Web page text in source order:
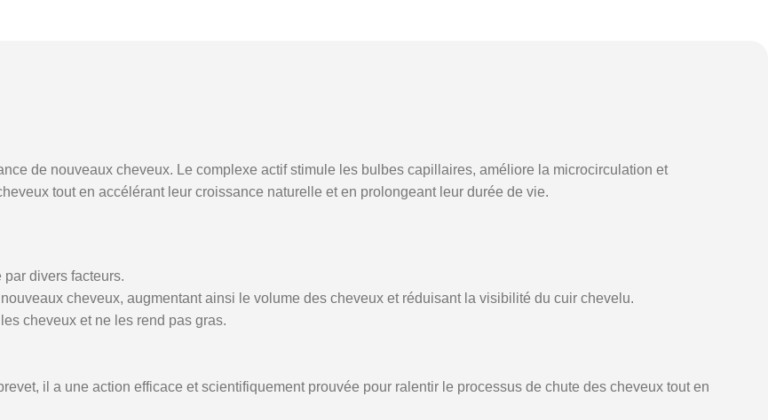
de nouveaux cheveux. Le complexe actif stimule les bulbes capillaires, améliore la microcirculation et
tout en accélérant leur croissance naturelle et en prolongeant leur durée de vie.
divers facteurs.
cheveux, augmentant ainsi le volume des cheveux et réduisant la visibilité du cuir chevelu.
cheveux et ne les rend pas gras.
il a une action efficace et scientifiquement prouvée pour ralentir le processus de chute des cheveux tout en